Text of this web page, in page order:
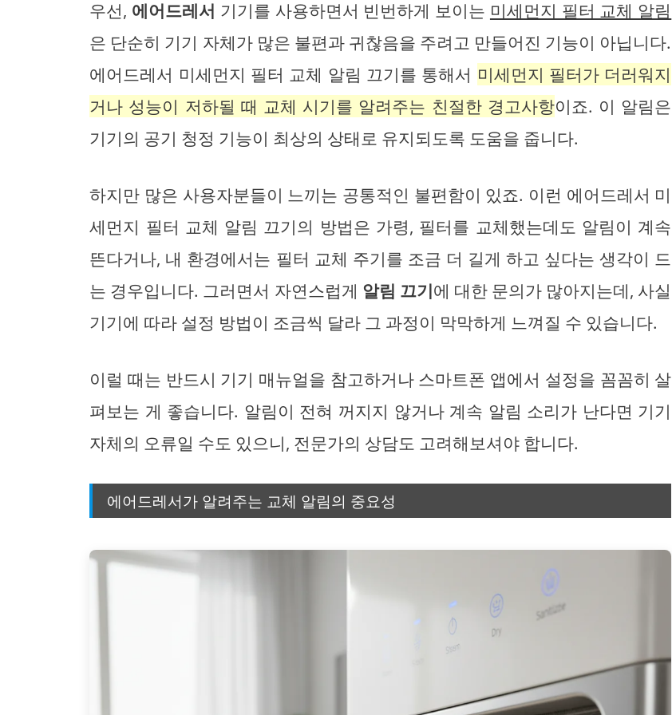
우선, 에어드레서 기기를 사용하면서 빈번하게 보이는 미세먼지 필터 교체 알림
은 단순히 기기 자체가 많은 불편과 귀찮음을 주려고 만들어진 기능이 아닙니다.
에어드레서 미세먼지 필터 교체 알림 끄기를 통해서 미세먼지 필터가 더러워지
거나 성능이 저하될 때 교체 시기를 알려주는 친절한 경고사항이죠. 이 알림은
기기의 공기 청정 기능이 최상의 상태로 유지되도록 도움을 줍니다.
하지만 많은 사용자분들이 느끼는 공통적인 불편함이 있죠. 이런 에어드레서 미
세먼지 필터 교체 알림 끄기의 방법은 가령, 필터를 교체했는데도 알림이 계속
뜬다거나, 내 환경에서는 필터 교체 주기를 조금 더 길게 하고 싶다는 생각이 드
는 경우입니다. 그러면서 자연스럽게 알림 끄기에 대한 문의가 많아지는데, 사실
기기에 따라 설정 방법이 조금씩 달라 그 과정이 막막하게 느껴질 수 있습니다.
이럴 때는 반드시 기기 매뉴얼을 참고하거나 스마트폰 앱에서 설정을 꼼꼼히 살
펴보는 게 좋습니다. 알림이 전혀 꺼지지 않거나 계속 알림 소리가 난다면 기기
자체의 오류일 수도 있으니, 전문가의 상담도 고려해보셔야 합니다.
에어드레서가 알려주는 교체 알림의 중요성